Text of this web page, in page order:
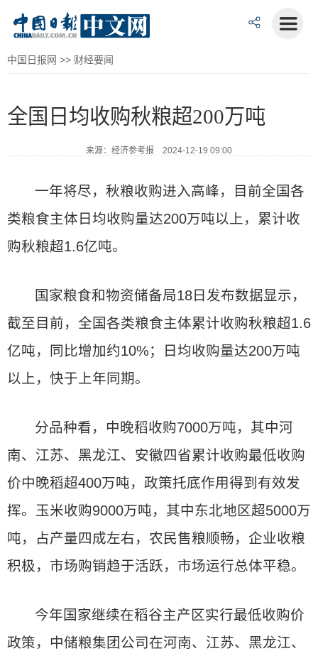
中国日报网 >> 财经要闻
全国日均收购秋粮超200万吨
来源：经济参考报 2024-12-19 09:00
一年将尽，秋粮收购进入高峰，目前全国各
类粮食主体日均收购量达200万吨以上，累计收
购秋粮超1.6亿吨。
国家粮食和物资储备局18日发布数据显示，
截至目前，全国各类粮食主体累计收购秋粮超1.6
亿吨，同比增加约10%；日均收购量达200万吨
以上，快于上年同期。
分品种看，中晚稻收购7000万吨，其中河
南、江苏、黑龙江、安徽四省累计收购最低收购
价中晚稻超400万吨，政策托底作用得到有效发
挥。玉米收购9000万吨，其中东北地区超5000万
吨，占产量四成左右，农民售粮顺畅，企业收粮
积极，市场购销趋于活跃，市场运行总体平稳。
今年国家继续在稻谷主产区实行最低收购价
政策，中储粮集团公司在河南、江苏、黑龙江、